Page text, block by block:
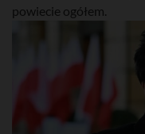
powiecie ogółem.